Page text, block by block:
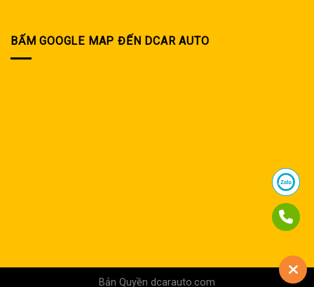
BẤM GOOGLE MAP ĐẾN DCAR AUTO
Bản Quyền dcarauto.com